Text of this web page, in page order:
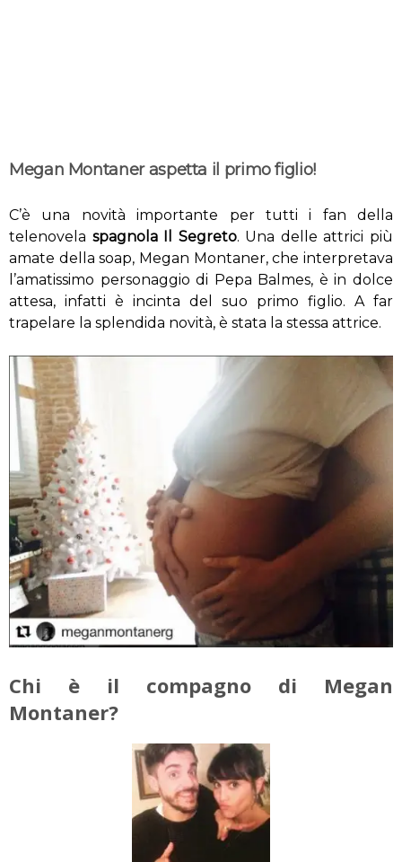
Megan Montaner aspetta il primo figlio!
C’è una novità importante per tutti i fan della
telenovela spagnola Il Segreto. Una delle attrici più
amate della soap, Megan Montaner, che interpretava
l’amatissimo personaggio di Pepa Balmes, è in dolce
attesa, infatti è incinta del suo primo figlio. A far
trapelare la splendida novità, è stata la stessa attrice.
Chi è il compagno di Megan
Montaner?